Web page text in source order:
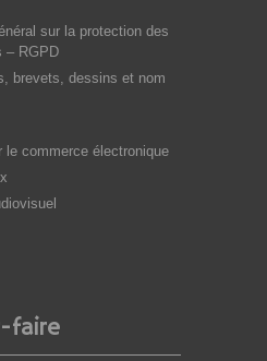
sur la protection des
– RGPD
brevets, dessins et nom
le commerce électronique
faire